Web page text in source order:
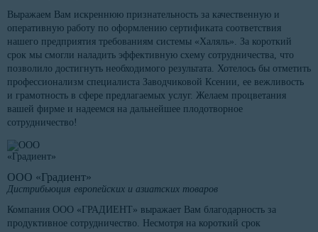
Выражаем Вам искреннюю признательность за качественную и
оперативную работу по оформлению сертификата соответствия
нашего предприятия требованиям системы «Халяль». За короткий
срок мы смогли наладить эффективную схему сотрудничества, что
позволило достигнуть необходимого результата. Хотелось бы отметить
профессионализм специалиста Заводчиковой Ксении, ее вежливость
и грамотность в сфере предлагаемых услуг. Желаем процветания
вашей фирме и надеемся на дальнейшее плодотворное
сотрудничество!
ООО «Градиент»
Дистрибьюция европейских и азиатских товаров
Компания ООО «ГРАДИЕНТ» выражает Вам благодарность за
продуктивное сотрудничество. Несмотря на короткий срок